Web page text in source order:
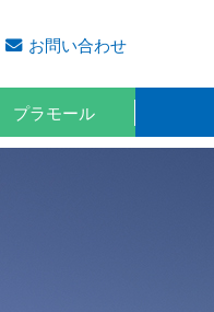
お問い合わせ
プラモール